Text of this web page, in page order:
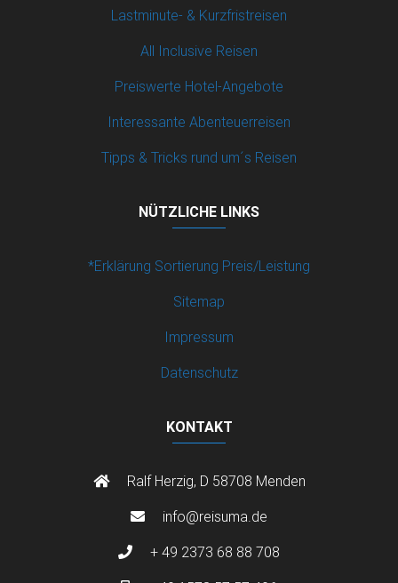
Lastminute- & Kurzfristreisen
All Inclusive Reisen
Preiswerte Hotel-Angebote
Interessante Abenteuerreisen
Tipps & Tricks rund um´s Reisen
NÜTZLICHE LINKS
*Erklärung Sortierung Preis/Leistung
Sitemap
Impressum
Datenschutz
KONTAKT
Ralf Herzig, D 58708 Menden
info@reisuma.de
+ 49 2373 68 88 708